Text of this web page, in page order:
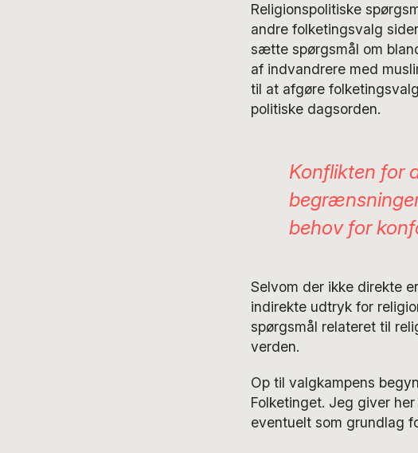
Religionspolitiske
andre folketingsvalg
sætte spørgsmål om
af indvandrere med
til at afgøre
politiske dagsorden.
Konflikten for
behov for
Selvom der ikke direkte
indirekte udtryk for
spørgsmål relateret til
verden.
Op til valgkampens
Folketinget. Jeg giver
eventuelt som grundlag